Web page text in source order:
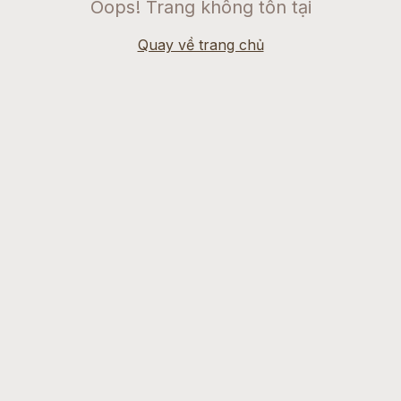
Oops! Trang không tồn tại
Quay về trang chủ